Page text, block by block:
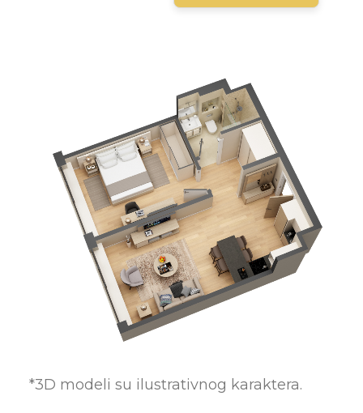
*3D modeli su ilustrativnog karaktera.